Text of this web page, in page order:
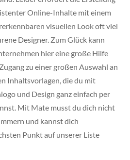
Online-Inhalte mit einem
visuellen Look oft viel
Designer. Zum Glück kann
hier eine große Hilfe
zu einer großen Auswahl an
Inhaltsvorlagen, die du mit
und Design ganz einfach per
Mit Mate musst du dich nicht
und kannst dich
Punkt auf unserer Liste